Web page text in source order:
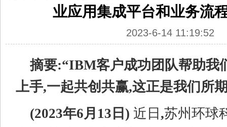
业应用集成平台和业务流
2023-6-14 11:19:52
摘要:“IBM客户成功团队帮助我
上手,一起共创共赢,这正是我们所
(2023年6月13 日) 近日 ,苏州环球